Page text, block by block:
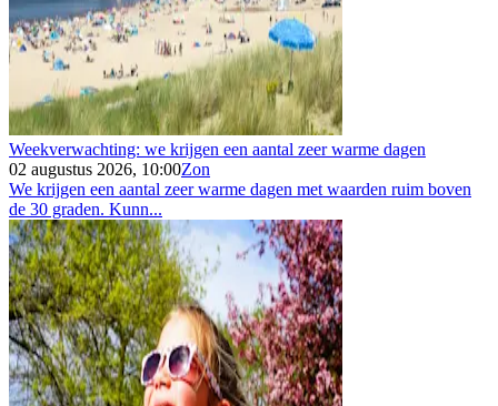
Weekverwachting: we krijgen een aantal zeer warme dagen
02 augustus 2026, 10:00Zon
We krijgen een aantal zeer warme dagen met waarden ruim boven
de 30 graden. Kunn...